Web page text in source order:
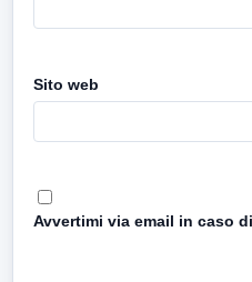
Sito web
Avvertimi via email in caso